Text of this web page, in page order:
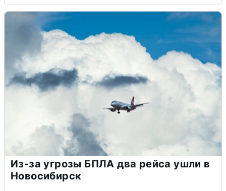
Из-за угрозы БПЛА два рейса ушли в
Новосибирск